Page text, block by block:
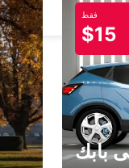
فقط
$15
بابك